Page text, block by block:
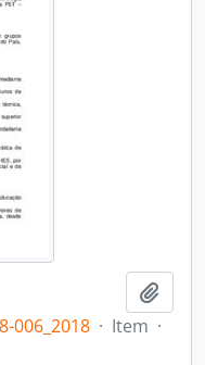
006_2018 · Item ·